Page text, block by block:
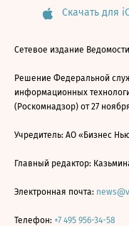
Скачать для
Сетевое издание
Решение Федеральной
информационных
(Роскомнадзор) от 27
Учредитель: АО «Бизнес
Главный редактор:
Электронная почта:
Телефон: +7 495 956-34-58